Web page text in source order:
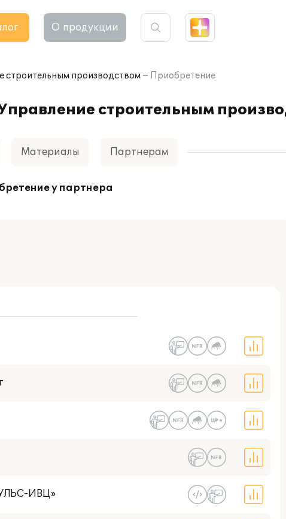
О продукции
строительным производством Приобретение
строительным
Материалы Партнерам
у партнера
ИВЦ»